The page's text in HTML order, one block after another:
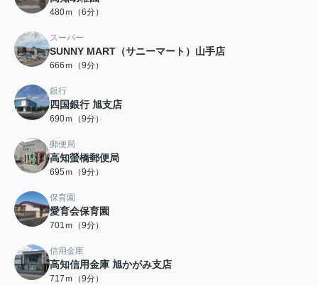
480ｍ（6分）
スーパー
SUNNY MART（サニーマート）山手店
666ｍ（9分）
銀行
四国銀行 旭支店
690ｍ（9分）
郵便局
高知螢橋郵便局
695ｍ（9分）
保育園
愛育会保育園
701ｍ（9分）
信用金庫
高知信用金庫 旭かがみ支店
717ｍ（9分）